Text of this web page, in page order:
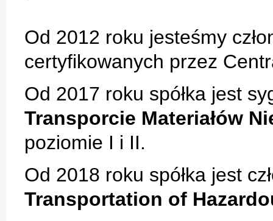
Od 2012 roku jesteśmy
certyfikowanych przez
Od 2017 roku spółka jest
Transporcie Materiałów
poziomie I i II.
Od 2018 roku spółka jest
Transportation of